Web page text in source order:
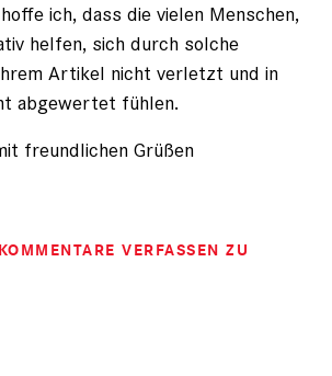
ich, dass die vielen Menschen,
helfen, sich durch solche
Artikel nicht verletzt und in
abgewertet fühlen.
freundlichen Grüßen
VERFASSEN ZU